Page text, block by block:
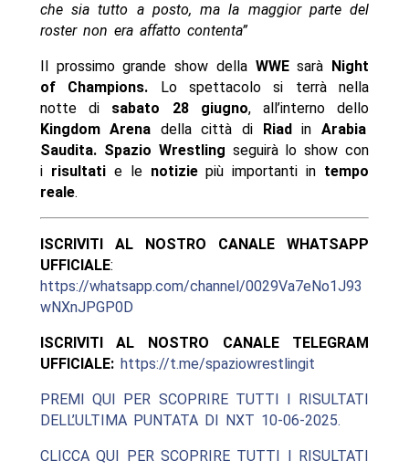
che sia tutto a posto, ma la maggior parte del
roster non era affatto contenta”
Il prossimo grande show della WWEsarà
Night
of Champions. Lo spettacolo si terrà nella
notte di sabato 28 giugno, all’interno dello
Kingdom Arena della città di Riad in Arabia
Saudita. Spazio Wrestling seguirà lo show con
i risultatie le notiziepiù importanti in tempo
reale.
ISCRIVITI AL NOSTRO CANALE WHATSAPP
UFFICIALE:
https://whatsapp.com/channel/0029Va7eNo1J93
wNXnJPGP0D
ISCRIVITI AL NOSTRO CANALE TELEGRAM
UFFICIALE: https://t.me/spaziowrestlingit
PREMI QUI PER SCOPRIRE TUTTI I RISULTATI
DELL’ULTIMA PUNTATA DI NXT 10-06-2025.
CLICCA QUI PER SCOPRIRE TUTTI I RISULTATI